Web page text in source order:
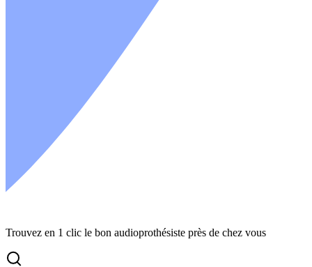
Trouvez en 1 clic le bon audioprothésiste près de chez vous